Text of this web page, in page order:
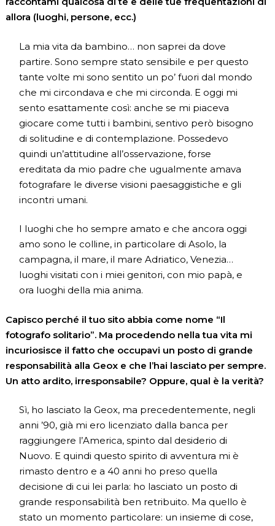
allora (luoghi, persone, ecc.)
La mia vita da bambino… non saprei da dove
partire. Sono sempre stato sensibile e per questo
tante volte mi sono sentito un po’ fuori dal mondo
che mi circondava e che mi circonda. E oggi mi
sento esattamente così: anche se mi piaceva
giocare come tutti i bambini, sentivo però bisogno
di solitudine e di contemplazione. Possedevo
quindi un’attitudine all’osservazione, forse
ereditata da mio padre che ugualmente amava
fotografare le diverse visioni paesaggistiche e gli
incontri umani.
I luoghi che ho sempre amato e che ancora oggi
amo sono le colline, in particolare di Asolo, la
campagna, il mare, il mare Adriatico, Venezia…
luoghi visitati con i miei genitori, con mio papà, e
ora luoghi della mia anima.
Capisco perché il tuo sito abbia come nome “Il
fotografo solitario”. Ma procedendo nella tua vita mi
incuriosisce il fatto che occupavi un posto di grande
responsabilità alla Geox e che l’hai lasciato per sempre.
Un atto ardito, irresponsabile? Oppure, qual è la verità?
Sì, ho lasciato la Geox, ma precedentemente, negli
anni ’90, già mi ero licenziato dalla banca per
raggiungere l’America, spinto dal desiderio di
Nuovo. E quindi questo spirito di avventura mi è
rimasto dentro e a 40 anni ho preso quella
decisione di cui lei parla: ho lasciato un posto di
grande responsabilità ben retribuito. Ma quello è
stato un momento particolare: un insieme di cose,